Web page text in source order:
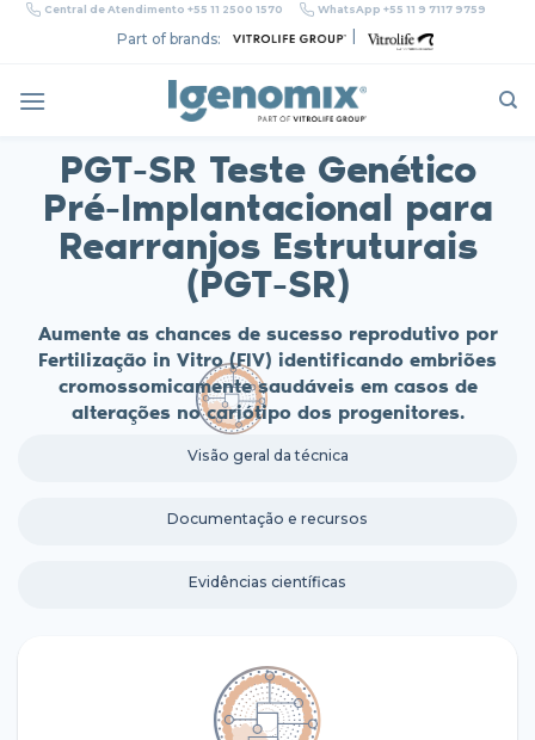
Skip Central de Atendimento +55 11 2500 1570 WhatsApp +55 11 9 7117 9759
Part of brands:
PGT-SR Teste Genético
Pré-Implantacional para
Rearranjos Estruturais
(PGT-SR)
Aumente as chances de sucesso reprodutivo por
Fertilização in Vitro (FIV) identificando embriões
cromossomicamente saudáveis em casos de
alterações no cariótipo dos progenitores.
Visão geral da técnica
Documentação e recursos
Evidências científicas